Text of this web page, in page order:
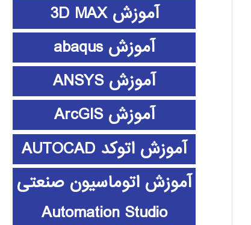
آموزش 3D MAX
آموزش abaqus
آموزش ANSYS
آموزش ArcGIS
آموزش اتوکد AUTOCAD
آموزش اتوماسیون صنعتی
Automation Studio